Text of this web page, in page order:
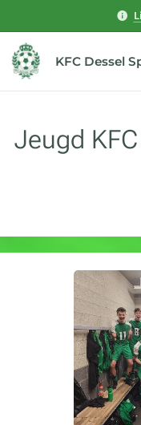
KFC Dessel
Jeugd